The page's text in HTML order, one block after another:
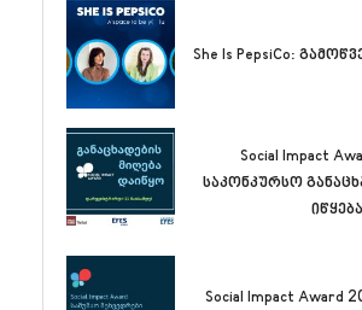
She Is PepsiCo:
Social Impact
საკონკურსო
იწყება
Social Impact Award